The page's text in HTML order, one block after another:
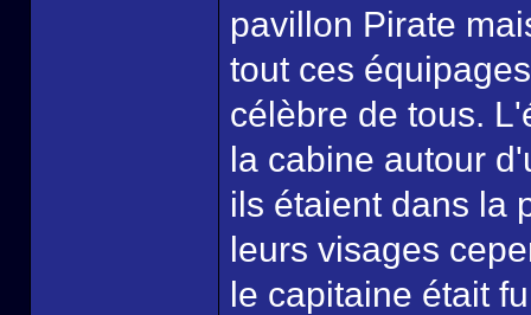
pavillon Pirate
tout ces
célèbre de tous.
la cabine autour
ils étaient dans la
leurs visages
le capitaine était